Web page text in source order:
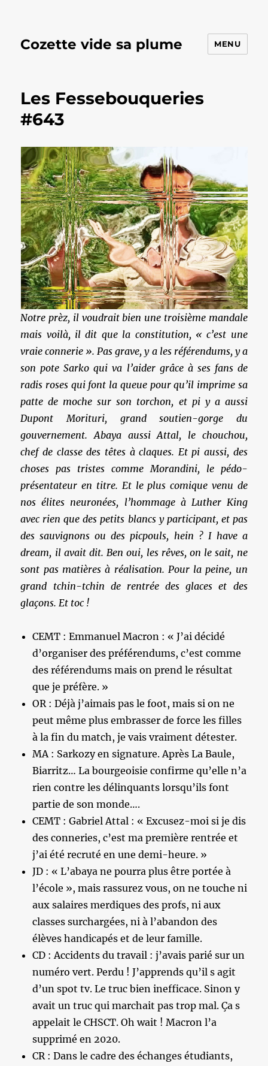
Cozette vide sa plume MENU
Les Fessebouqueries
#643
Notre prèz, il voudrait bien une troisième mandale
mais voilà, il dit que la constitution, « c’est une
vraie connerie ». Pas grave, y a les référendums, y a
son pote Sarko qui va l’aider grâce à ses fans de
radis roses qui font la queue pour qu’il imprime sa
patte de moche sur son torchon, et pi y a aussi
Dupont Morituri, grand soutien-gorge du
gouvernement. Abaya aussi Attal, le chouchou,
chef de classe des têtes à claques. Et pi aussi, des
choses pas tristes comme Morandini, le pédo-
présentateur en titre. Et le plus comique venu de
nos élites neuronées, l’hommage à Luther King
avec rien que des petits blancs y participant, et pas
des sauvignons ou des picpouls, hein ? I have a
dream, il avait dit. Ben oui, les rêves, on le sait, ne
sont pas matières à réalisation. Pour la peine, un
grand tchin-tchin de rentrée des glaces et des
glaçons. Et toc !
CEMT : Emmanuel Macron : « J’ai décidé
d’organiser des préférendums, c’est comme
des référendums mais on prend le résultat
que je préfère. »
OR : Déjà j’aimais pas le foot, mais si on ne
peut même plus embrasser de force les filles
à la fin du match, je vais vraiment détester.
MA : Sarkozy en signature. Après La Baule,
Biarritz… La bourgeoisie confirme qu’elle n’a
rien contre les délinquants lorsqu’ils font
partie de son monde….
CEMT : Gabriel Attal : « Excusez-moi si je dis
des conneries, c’est ma première rentrée et
j’ai été recruté en une demi-heure. »
JD : « L’abaya ne pourra plus être portée à
l’école », mais rassurez vous, on ne touche ni
aux salaires merdiques des profs, ni aux
classes surchargées, ni à l’abandon des
élèves handicapés et de leur famille.
CD : Accidents du travail : j’avais parié sur un
numéro vert. Perdu ! J’apprends qu’il s agit
d’un spot tv. Le truc bien inefficace. Sinon y
avait un truc qui marchait pas trop mal. Ça s
appelait le CHSCT. Oh wait ! Macron l’a
supprimé en 2020.
CR : Dans le cadre des échanges étudiants,